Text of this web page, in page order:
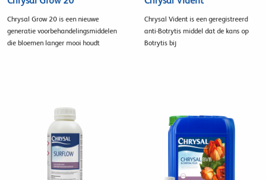
Chrysal Grow 20 is een nieuwe
generatie voorbehandelingsmiddelen
die bloemen langer mooi houdt
Chrysal Vident is een geregistreerd
anti-Botrytis middel dat de kans op
Botrytis bij